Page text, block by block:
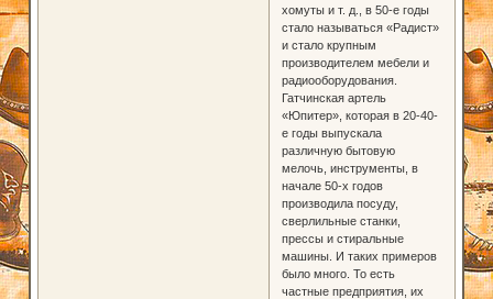
хомуты и т. д., в 50-е годы
стало называться «Радист»
и стало крупным
производителем мебели и
радиооборудования.
Гатчинская артель
«Юпитер», которая в 20-40-
е годы выпускала
различную бытовую
мелочь, инструменты, в
начале 50-х годов
производила посуду,
сверлильные станки,
прессы и стиральные
машины. И таких примеров
было много. То есть
частные предприятия, их